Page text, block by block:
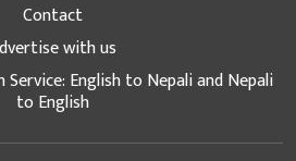
Contact
with us
English to Nepali and Nepali
to English